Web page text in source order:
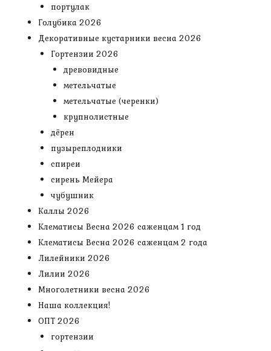
портулак
Голубика 2026
Декоративные кустарники весна 2026
Гортензии 2026
древовидные
метельчатые
метельчатые (черенки)
крупнолистные
дёрен
пузыреплодники
спиреи
сирень Мейера
чубушник
Каллы 2026
Клематисы Весна 2026 саженцам 1 год
Клематисы Весна 2026 саженцам 2 года
Лилейники 2026
Лилии 2026
Многолетники весна 2026
Наша коллекция!
ОПТ 2026
гортензии